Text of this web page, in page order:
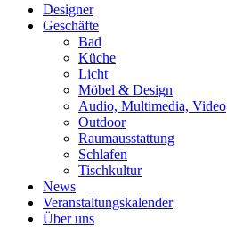
Designer
Geschäfte
Bad
Küche
Licht
Möbel & Design
Audio, Multimedia, Video
Outdoor
Raumausstattung
Schlafen
Tischkultur
News
Veranstaltungskalender
Über uns